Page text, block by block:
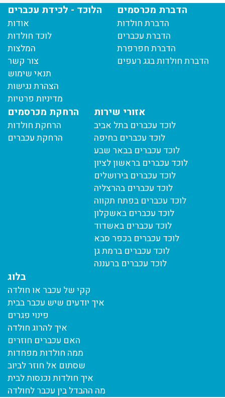
עודכן לאחרונה: 08/02/2026, 13:45הלוכד - לכידת עכברים
אודות
לוכד חולדות
המלצות
צור קשר
תנאי שימוש
הצהרת נגישות
מדיניות פרטיות
הדברת מכרסמים
הדברת חולדות
הדברת עכברים
הדברת חפרפרת
הדברת חולדות בגג רעפים
הרחקת מכרסמים
הרחקת חולדות
הרחקת עכברים
אזורי שירות
לוכד עכברים בתל אביב
לוכד עכברים בחיפה
לוכד עכברים בבאר שבע
לוכד עכברים בראשון לציון
לוכד עכברים בירושלים
לוכד עכברים בהרצליה
לוכד עכברים בפתח תקווה
לוכד עכברים באשקלון
לוכד עכברים באשדוד
לוכד עכברים בכפר סבא
לוכד עכברים ברמת גן
לוכד עכברים ברעננה
בלוג
קקי של עכבר או חולדה
איך יודעים שיש עכבר בבית
פינוי פגרים
איך להרוג חולדה
האם עכברים חוזרים
ממה חולדות מפחדות
שסתום אל חוזר לביוב
איך חולדות נכנסות לבית
מה ההבדל בין עכבר לחולדה